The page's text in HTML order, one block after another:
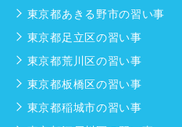
東京都あきる野市の習い事
東京都足立区の習い事
東京都荒川区の習い事
東京都板橋区の習い事
東京都稲城市の習い事